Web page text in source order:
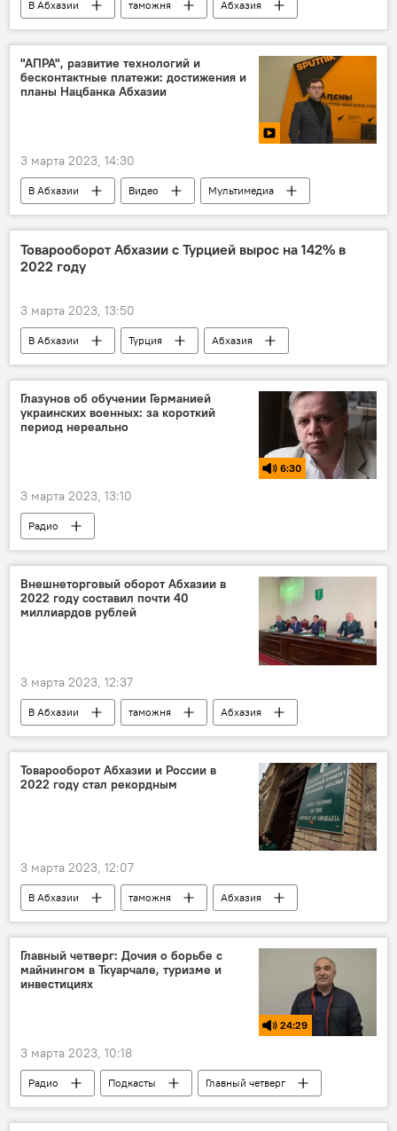
В Абхазии таможня Абхазия
"АПРА", развитие технологий и
бесконтактные платежи: достижения и
планы Нацбанка Абхазии
3 марта 2023, 14:30
В Абхазии Видео
Мультимедиа
Абхазия
Национальный банк Абхазии
Товарооборот Абхазии с Турцией вырос на 142% в
2022 году
3 марта 2023, 13:50
В Абхазии Турция
Абхазия
Экономика
товарооборот
таможня
Глазунов об обучении Германией
украинских военных: за короткий
период нереально
6:30
3 марта 2023, 13:10
Радио
Подкасты спецоперация России в Донбассе
США
спецоперация
Россия
Германия
Украина
Внешнеторговый оборот Абхазии в
2022 году составил почти 40
миллиардов рублей
3 марта 2023, 12:37
В Абхазии таможня
Абхазия
экспорт
импорт товарооборот
Товарооборот Абхазии и России в
2022 году стал рекордным
3 марта 2023, 12:07
В Абхазии таможня
Абхазия
Россия
Главный четверг: Дочия о борьбе с
майнингом в Ткуарчале, туризме и
инвестициях
24:29
3 марта 2023, 10:18
Радио Подкасты Главный четверг